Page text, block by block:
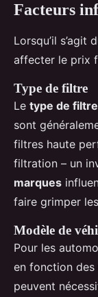
Facteurs
Lorsqu’il s’agit
affecter le prix
Type de filtre
Le type de filtre
sont
filtres haute
filtration – un
marques
faire grimper
Modèle de
Pour les
en fonction des
peuvent